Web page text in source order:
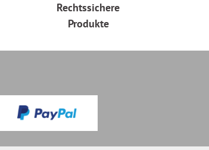
Rechtssichere
Produkte